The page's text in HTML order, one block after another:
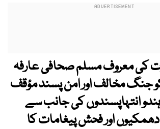
کی معروف مسلم صحافی عارفہ
جنگ مخالف اور امن پسند مؤقف
ہندو انتہاپسندوں کی جانب سے
دھمکیوں اور فحش پیغامات کا